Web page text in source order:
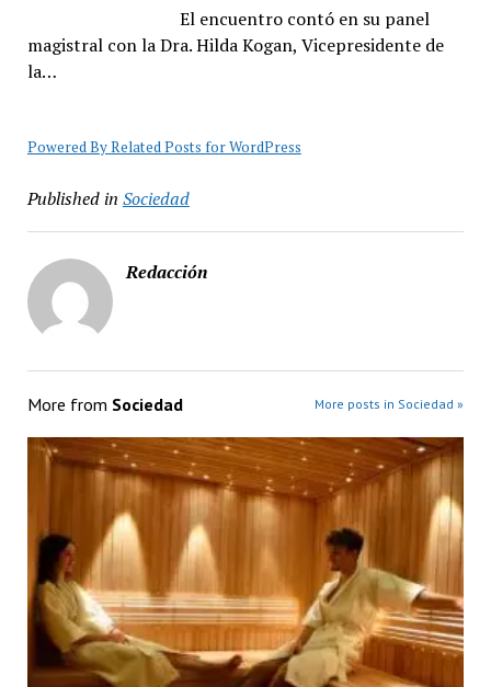
El encuentro contó en su panel
magistral con la Dra. Hilda Kogan, Vicepresidente de
la…
Powered By Related Posts for WordPress
Published in Sociedad
Redacción
More from Sociedad More posts in Sociedad »